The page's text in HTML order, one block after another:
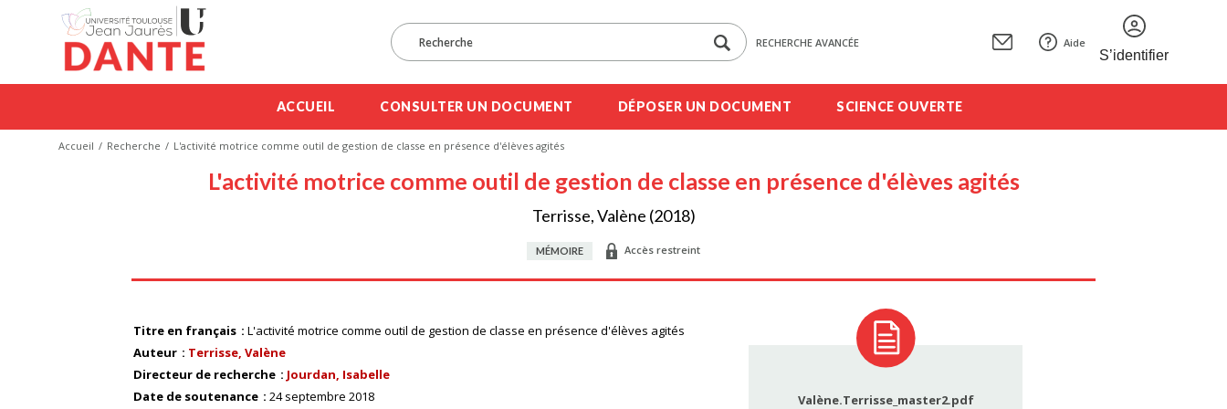
RECHERCHE AVANCÉE Aide
S’identifier
ACCUEIL CONSULTER UN DOCUMENT DÉPOSER UN DOCUMENT SCIENCE OUVERTE
Accueil Recherche L'activité motrice comme outil de gestion de classe en présence d'élèves agités
L'activité motrice comme outil de gestion de classe en présence d'élèves agités
Terrisse, Valène (2018)
MÉMOIRE Accès restreint
Titre en français
L'activité motrice comme outil de gestion de classe en présence d'élèves agités
Auteur
Terrisse, Valène
Directeur de recherche
Jourdan, Isabelle
Date de soutenance
24 septembre 2018
Valène.Terrisse_master2.pdf